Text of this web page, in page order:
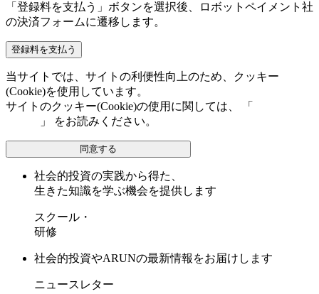
「登録料を支払う」ボタンを選択後、ロボットペイメント社
の決済フォームに遷移します。
当サイトでは、サイトの利便性向上のため、クッキー
(Cookie)を使用しています。
サイトのクッキー(Cookie)の使用に関しては、 「
」 をお読みください。
同意する
社会的投資の実践から得た、
生きた知識を学ぶ機会を提供します
スクール・
研修
社会的投資やARUNの最新情報をお届けします
ニュースレター